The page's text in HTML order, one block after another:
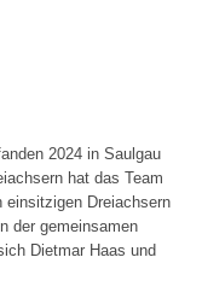
2024 in Saulgau
hat das Team
einsitzigen Dreiachsern
der gemeinsamen
Dietmar Haas und